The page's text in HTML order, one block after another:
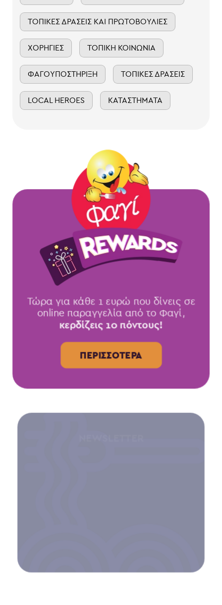
ΤΟΠΙΚΈΣ ΔΡΆΣΕΙΣ ΚΑΙ ΠΡΩΤΟΒΟΥΛΊΕΣ
ΧΟΡΗΓΊΕΣ ΤΟΠΙΚΉ ΚΟΙΝΩΝΊΑ
ΦΑΓΟΥΠΟΣΤΉΡΙΞΗ ΤΟΠΙΚΈΣ ΔΡΆΣΕΙΣ
LOCAL HEROES ΚΑΤΑΣΤΉΜΑΤΑ
Τώρα για κάθε 1 ευρώ που δίνεις σε
online παραγγελία από το Φαγί,
κερδίζεις 10 πόντους!
ΠΕΡΙΣΣΌΤΕΡΑ